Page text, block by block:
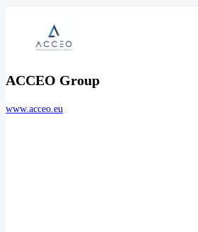
ACCEO Group
www.acceo.eu